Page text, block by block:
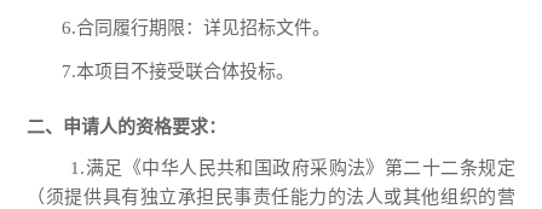
6.合同履行期限：详见招标文件。
7.本项目不接受联合体投标。
二、申请人的资格要求：
1.满足《中华人民共和国政府采购法》第二十二条规定
（须提供具有独立承担民事责任能力的法人或其他组织的营